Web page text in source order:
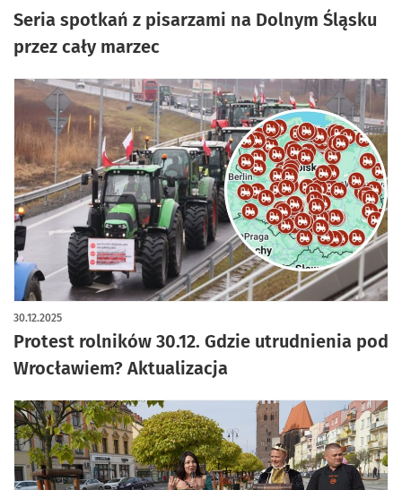
Seria spotkań z pisarzami na Dolnym Śląsku
przez cały marzec
Protest rolników 30.12. Gdzie utrudnienia pod
Wrocławiem? Aktualizacja
30.12.2025